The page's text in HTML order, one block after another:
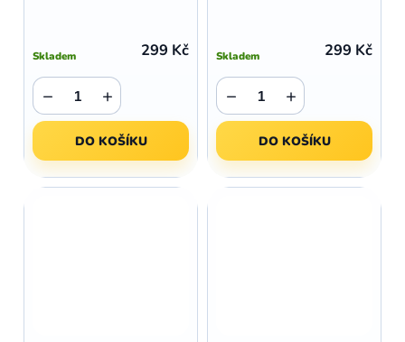
Skladem 299 Kč
+
−
DO KOŠÍKU
Skladem 299 Kč
+
−
DO KOŠÍKU